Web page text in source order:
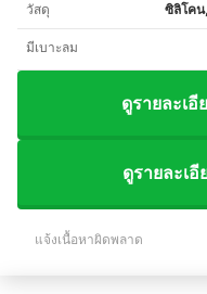
วัสดุ ซิลิโค
มีเบาะลม
ดูรายละเอี
ดูรายละเอี
แจ้งเนื้อหาผิดพลาด